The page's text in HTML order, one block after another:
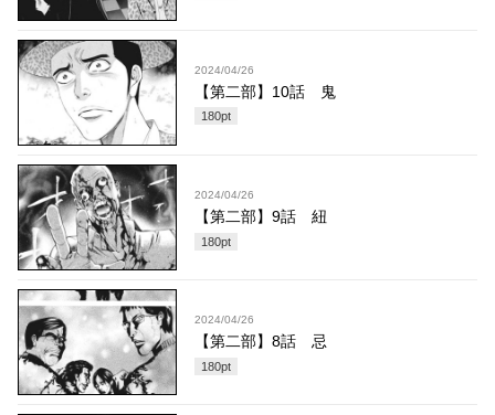
2024/04/26
【第二部】10話 鬼
180pt
2024/04/26
【第二部】9話 紐
180pt
2024/04/26
【第二部】8話 忌
180pt